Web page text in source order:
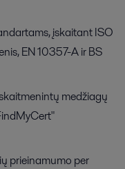
įskaitant ISO
EN 10357-A ir BS
medžiagų
prieinamumo per